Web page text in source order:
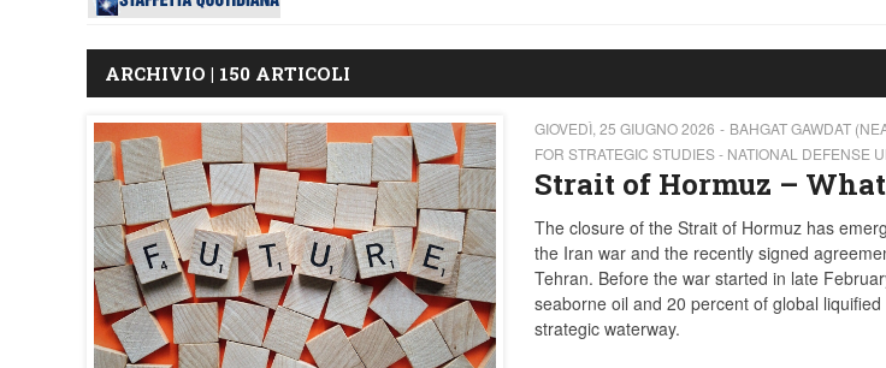
ARCHIVIO | 150 ARTICOLI
GIOVEDÌ, 25 GIUGNO 2026
BAHGAT GAWDAT
FOR STRATEGIC STUDIES - NATIONAL DEFENSE
Strait of Hormuz –
The closure of the Strait of Hormuz has
the Iran war and the recently signed
Tehran. Before the war started in late
seaborne oil and 20 percent of global
strategic waterway.